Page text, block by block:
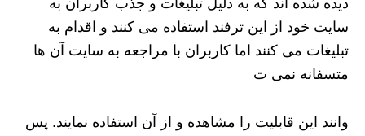
سایت خود از این ترفند استفاده می کنند و اقدام به
تبلیغات می کنند اما کاربران با مراجعه به سایت آن ها
متسفانه نمی ت
وانند این قابلیت را مشاهده و از آن استفاده نمایند. پس